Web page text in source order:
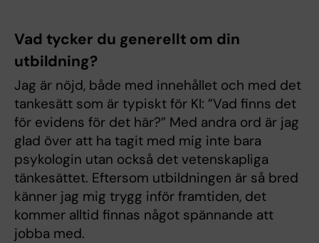
Vad tycker du generellt om din
utbildning?
Jag är nöjd, både med innehållet och med det
tankesätt som är typiskt för KI: ”Vad finns det
för evidens för det här?” Med andra ord är jag
glad över att ha tagit med mig inte bara
psykologin utan också det vetenskapliga
tänkesättet. Eftersom utbildningen är så bred
känner jag mig trygg inför framtiden, det
kommer alltid finnas något spännande att
jobba med.